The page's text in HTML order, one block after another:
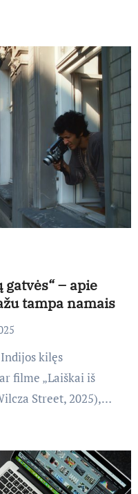
– apie
tampa namais
kilęs
filme „Laiškai iš
Street, 2025),…